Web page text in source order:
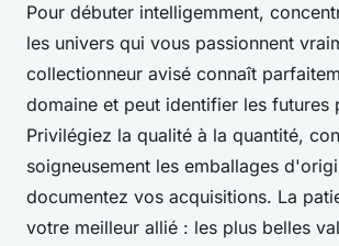
Pour débuter intelligemment,
les univers qui vous passionnent
collectionneur avisé connaît
domaine et peut identifier les futures
Privilégiez la qualité à la quantité,
soigneusement les emballages
documentez vos acquisitions. La
votre meilleur allié : les plus belles